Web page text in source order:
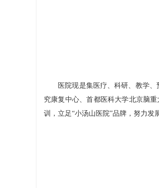
医院现是集医疗、科研、教学、预
究康复中心、首都医科大学北京脑
训，立足“小汤山医院”品牌，努力发